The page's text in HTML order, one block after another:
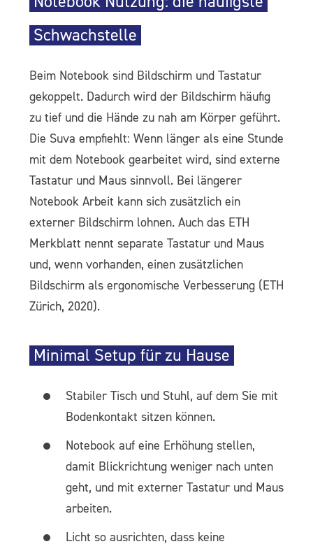
Schwachstelle
Beim Notebook sind Bildschirm und Tastatur
gekoppelt. Dadurch wird der Bildschirm häufig
zu tief und die Hände zu nah am Körper geführt.
Die Suva empfiehlt: Wenn länger als eine Stunde
mit dem Notebook gearbeitet wird, sind externe
Tastatur und Maus sinnvoll. Bei längerer
Notebook Arbeit kann sich zusätzlich ein
externer Bildschirm lohnen. Auch das ETH
Merkblatt nennt separate Tastatur und Maus
und, wenn vorhanden, einen zusätzlichen
Bildschirm als ergonomische Verbesserung (ETH
Zürich, 2020).
Minimal Setup für zu Hause
Stabiler Tisch und Stuhl, auf dem Sie mit
Bodenkontakt sitzen können.
Notebook auf eine Erhöhung stellen,
damit Blickrichtung weniger nach unten
geht, und mit externer Tastatur und Maus
arbeiten.
Licht so ausrichten, dass keine